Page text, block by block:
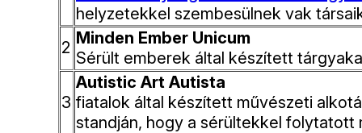
helyzetekkel szembesülnek vak
2 Minden Ember Unicum
Sérült emberek által készített
3
Autistic Art Autista
fiatalok által készített művészeti
standján, hogy a sérültekkel folytatott